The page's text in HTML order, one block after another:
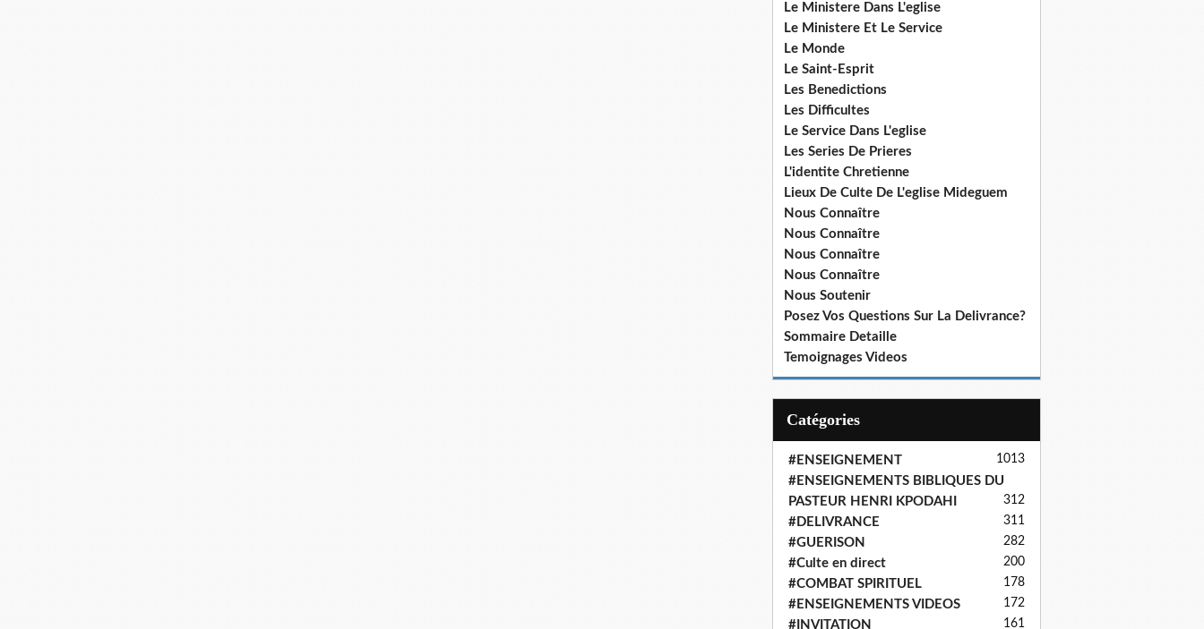
Le Ministere Dans L'eglise
Le Ministere Et Le Service
Le Monde
Le Saint-Esprit
Les Benedictions
Les Difficultes
Le Service Dans L'eglise
Les Series De Prieres
L'identite Chretienne
Lieux De Culte De L'eglise Mideguem
Nous Connaître
Nous Connaître
Nous Connaître
Nous Connaître
Nous Soutenir
Posez Vos Questions Sur La Delivrance?
Sommaire Detaille
Temoignages Videos
Catégories
#ENSEIGNEMENT 1013
#ENSEIGNEMENTS BIBLIQUES DU
PASTEUR HENRI KPODAHI
312
#DELIVRANCE 311
#GUERISON 282
#Culte en direct 200
#COMBAT SPIRITUEL 178
#ENSEIGNEMENTS VIDEOS 172
#INVITATION 161